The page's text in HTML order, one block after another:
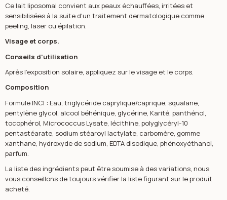
Ce lait liposomal convient aux peaux échauffées, irritées et
sensibilisées à la suite d'un traitement dermatologique comme
peeling, laser ou épilation.
Visage et corps.
Conseils d'utilisation
Après l'exposition solaire, appliquez sur le visage et le corps.
Composition
Formule INCI : Eau, triglycéride caprylique/caprique, squalane,
pentylène glycol, alcool béhénique, glycérine, Karité, panthénol,
tocophérol, Micrococcus Lysate, lécithine, polyglycéryl-10
pentastéarate, sodium stéaroyl lactylate, carbomère, gomme
xanthane, hydroxyde de sodium, EDTA disodique, phénoxyéthanol,
parfum.
La liste des ingrédients peut être soumise à des variations, nous
vous conseillons de toujours vérifier la liste figurant sur le produit
acheté.